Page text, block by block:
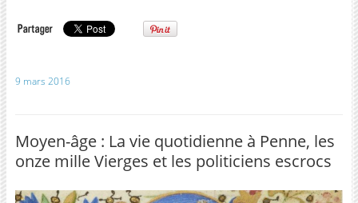
9 mars 2016
Moyen-âge : La vie quotidienne à Penne, les
onze mille Vierges et les politiciens escrocs